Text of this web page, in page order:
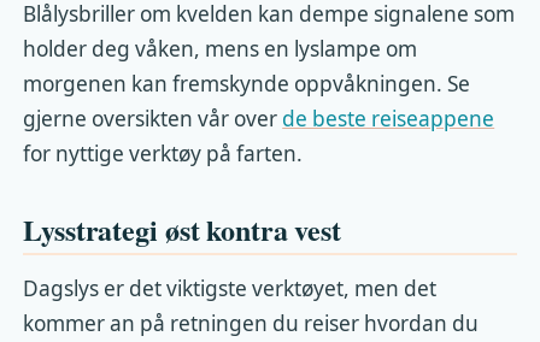
Blålysbriller om kvelden kan dempe signalene som
holder deg våken, mens en lyslampe om
morgenen kan fremskynde oppvåkningen. Se
gjerne oversikten vår over de beste reiseappene
for nyttige verktøy på farten.
Lysstrategi øst kontra vest
Dagslys er det viktigste verktøyet, men det
kommer an på retningen du reiser hvordan du